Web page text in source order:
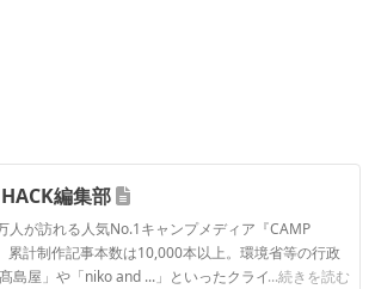
編集部
人が訪れる人気No.1キャンプメディア『CAMP
累計制作記事本数は10,000本以上。環境省等の行政
島屋」や「niko and ...」といったクライアントとの
...続きを読む